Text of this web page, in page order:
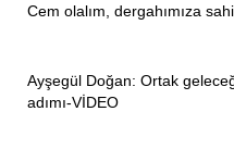
Cem olalım, dergahımıza
Ayşegül Doğan: Ortak
adımı-VİDEO